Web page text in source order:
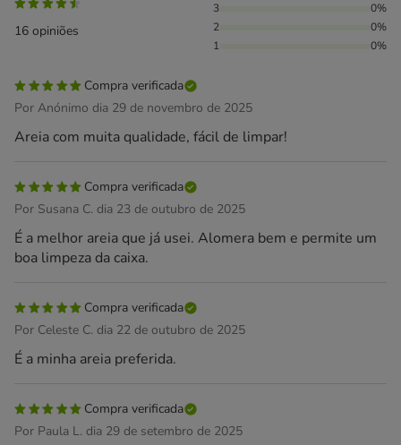
16 opiniões
3
0%
2
0%
1
0%
Compra verificada
Por Anónimo dia 29 de novembro de 2025
Areia com muita qualidade, fácil de limpar!
Compra verificada
Por Susana C. dia 23 de outubro de 2025
É a melhor areia que já usei. Alomera bem e permite um
boa limpeza da caixa.
Compra verificada
Por Celeste C. dia 22 de outubro de 2025
É a minha areia preferida.
Compra verificada
Por Paula L. dia 29 de setembro de 2025